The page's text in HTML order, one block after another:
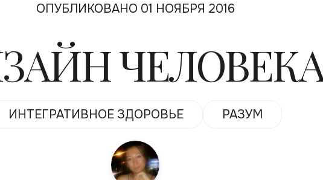
ОПУБЛИКОВАНО 01 НОЯБРЯ 2016
ИНТЕГРАТИВНОЕ ЗДОРОВЬЕ РАЗУМ